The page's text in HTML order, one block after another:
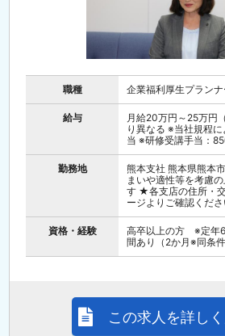
職種 企業福利厚生プランナ
給与
月給20万円～25万円
り異なる ※当社規程
当 ※研修受講手当：
勤務地
熊本支社 熊本県熊本
まいや適性等を考慮
す ★各支店の住所・
ージよりご確認くだ
資格・経験
高卒以上の方 ※定年
間あり（2か月※同条件
この求人を詳し